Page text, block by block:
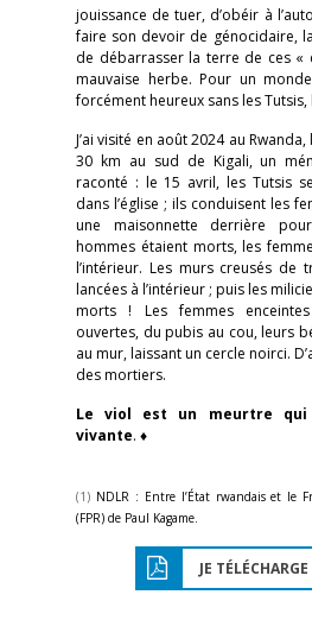
jouissance de tuer, d’obéir à
faire son devoir de génocidaire,
de débarrasser la terre de ces «
mauvaise herbe. Pour un
forcément heureux sans les
J’ai visité en août 2024 au
30 km au sud de Kigali, un
raconté : le 15 avril, les Tutsis
dans l’église ; ils conduisent les
une maisonnette derrière
hommes étaient morts, les
l’intérieur. Les murs creusés de
lancées à l’intérieur ; puis les
morts ! Les femmes
ouvertes, du pubis au cou, leurs
au mur, laissant un cercle noirci.
des mortiers.
Le viol est un meurtre
vivante. ♦
(1) NDLR : Entre l’État rwandais et le
(FPR) de Paul Kagame.
JE TÉLÉCHARGE